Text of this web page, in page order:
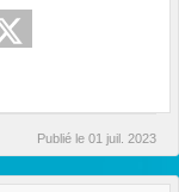
Publié le 01 juil. 2023